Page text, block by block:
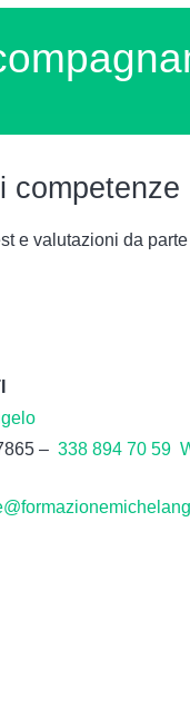
competenze
e valutazioni da
– 338 894 70 59